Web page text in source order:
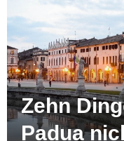
Zehn
Padua